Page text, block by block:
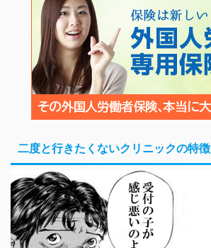
二度と行きたくないクリニックの特徴